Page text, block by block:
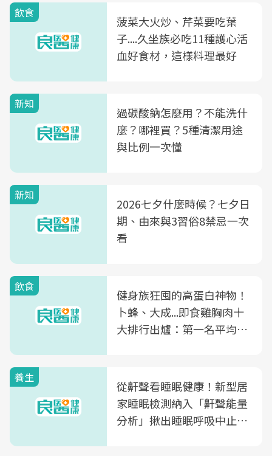
飲食
菠菜大火炒、芹菜要吃葉
子....久坐族必吃11種護心活
血好食材，這樣料理最好
新知
過碳酸鈉怎麼用？不能洗什
麼？哪裡買？5種清潔用途
與比例一次懂
新知
2026七夕什麼時候？七夕日
期、由來與3習俗8禁忌一次
看
飲食
健身族狂囤的高蛋白神物！
卜蜂、大成...即食雞胸肉十
大排行出爐：第一名平均一
養生
從鼾聲看睡眠健康！新型居
家睡眠檢測納入「鼾聲能量
分析」揪出睡眠呼吸中止症